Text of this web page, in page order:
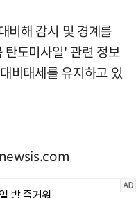
비해 감시 및 경계를
도미사일' 관련 정보
비태세를 유지하고 있